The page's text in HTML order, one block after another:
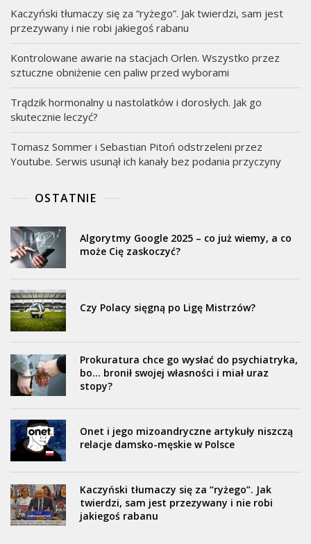
Kaczyński tłumaczy się za “ryżego”. Jak twierdzi, sam jest
przezywany i nie robi jakiegoś rabanu
Kontrolowane awarie na stacjach Orlen. Wszystko przez
sztuczne obniżenie cen paliw przed wyborami
Trądzik hormonalny u nastolatków i dorosłych. Jak go
skutecznie leczyć?
Tomasz Sommer i Sebastian Pitoń odstrzeleni przez
Youtube. Serwis usunął ich kanały bez podania przyczyny
OSTATNIE
Algorytmy Google 2025 – co już wiemy, a co
może Cię zaskoczyć?
Czy Polacy sięgną po Ligę Mistrzów?
Prokuratura chce go wysłać do psychiatryka,
bo… bronił swojej własności i miał uraz
stopy?
Onet i jego mizoandryczne artykuły niszczą
relacje damsko-męskie w Polsce
Kaczyński tłumaczy się za “ryżego”. Jak
twierdzi, sam jest przezywany i nie robi
jakiegoś rabanu